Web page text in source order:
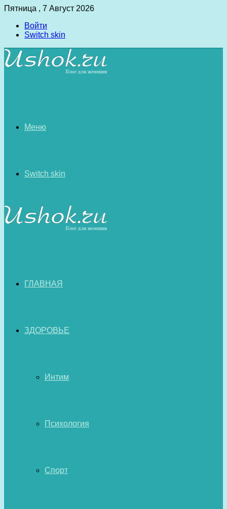
Пятница , 7 Август 2026
Войти
Switch skin
Меню
Switch skin
ГЛАВНАЯ
ЗДОРОВЬЕ
Интим
Психология
Спорт